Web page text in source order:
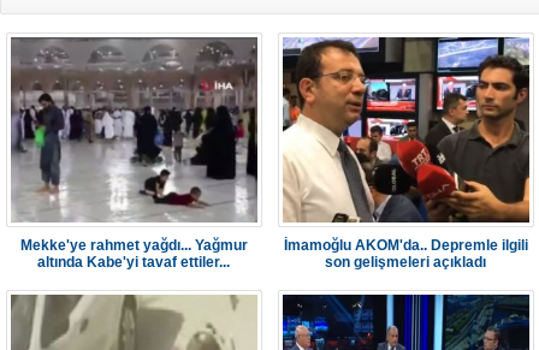
Mekke'ye rahmet yağdı... Yağmur
altında Kabe'yi tavaf ettiler...
İmamoğlu AKOM'da.. Depremle ilgili
son gelişmeleri açıkladı